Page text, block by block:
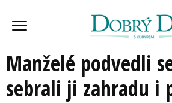
Manželé podvedli
sebrali ji zahradu i